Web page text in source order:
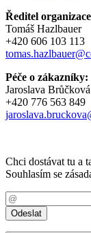
Ředitel
Tomáš Hazlbauer
+420 606 103 113
Péče o zákazníky:
Jaroslava Brůčková
+420 776 563 849
Chci dostávat tu a
Souhlasím se